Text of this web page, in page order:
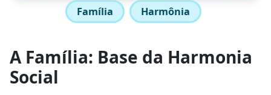
Família Harmônia
A Família: Base da Harmonia
Social